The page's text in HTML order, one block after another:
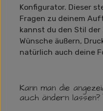
Konfigurator. Dieser
Fragen zu deinem
kannst du den Stil
Wünsche äußern,
natürlich auch deine
Kann man die
auch ändern lassen?